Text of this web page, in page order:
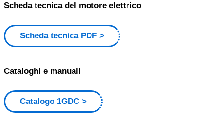
Scheda tecnica del motore elettrico
Scheda tecnica PDF
Cataloghi e manuali
Catalogo 1GDC